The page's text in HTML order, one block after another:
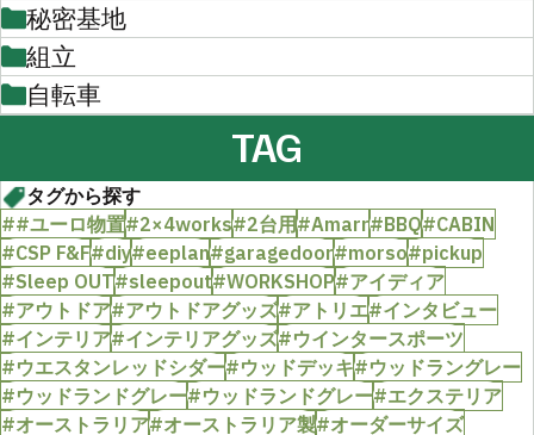
秘密基地
組立
自転車
TAG
タグから探す
##ユーロ物置#2×4works#2台用#Amarr#BBQ#CABIN
#CSP F&F#diy#eeplan#garagedoor#morso#pickup
#Sleep OUT#sleepout#WORKSHOP#アイディア
#アウトドア#アウトドアグッズ#アトリエ#インタビュー
#インテリア#インテリアグッズ#ウインタースポーツ
#ウエスタンレッドシダー#ウッドデッキ#ウッドラングレー
#ウッドランドグレー#ウッドランドグレー#エクステリア
#オーストラリア#オーストラリア製#オーダーサイズ